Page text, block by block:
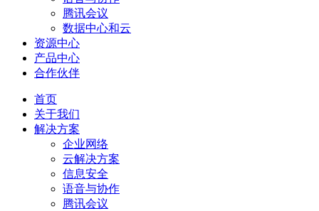
腾讯会议
数据中心和云
资源中心
产品中心
合作伙伴
首页
关于我们
解决方案
企业网络
云解决方案
信息安全
语音与协作
腾讯会议